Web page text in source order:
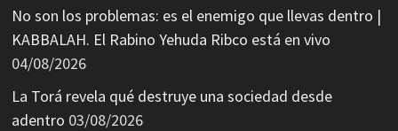
No son los problemas: es el enemigo que llevas dentro |
KABBALAH. El Rabino Yehuda Ribco está en vivo
04/08/2026
La Torá revela qué destruye una sociedad desde
adentro 03/08/2026